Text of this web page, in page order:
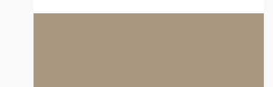
osudu - pohodový šefík Meďo, dobrá parti ...